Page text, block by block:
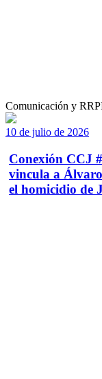
Comunicación y
10 de julio de 2026
Conexión CCJ
vincula a
el homicidio de